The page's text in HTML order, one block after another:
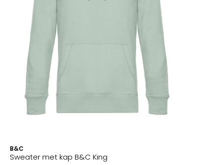
B&C
Sweater met kap B&C King